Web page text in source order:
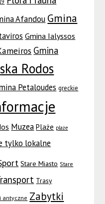
Afandou Gmina
Gmina Ialyssos
Gmina
Rodos
Petaloudes greckie
Muzea Plaże plaże
tylko lokalne
Stare Miasto Stare
Trasy
antyczne Zabytki